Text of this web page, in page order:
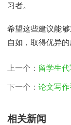
习者。
希望这些建议能
自如，取得优异的
上一个： 留学生
下一个： 论文写
相关新闻